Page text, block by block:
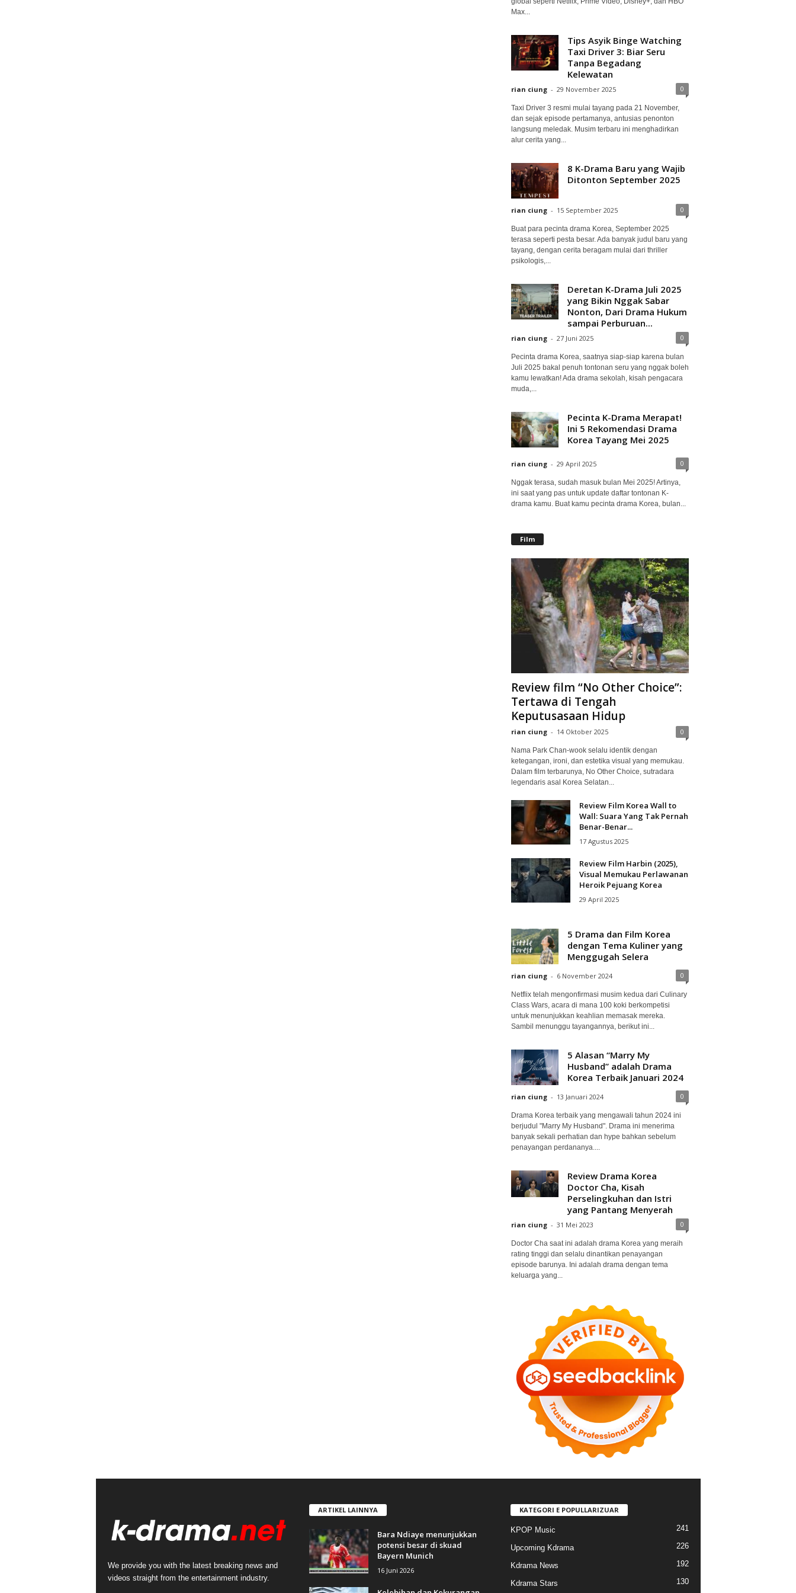
Max...
Tips Asyik Binge Watching
Taxi Driver 3: Biar Seru
Tanpa Begadang
Kelewatan
rian ciung - 29 November 2025 0
Taxi Driver 3 resmi mulai tayang pada 21 November,
dan sejak episode pertamanya, antusias penonton
langsung meledak. Musim terbaru ini menghadirkan
alur cerita yang...
8 K-Drama Baru yang Wajib
Ditonton September 2025
rian ciung - 15 September 2025 0
Buat para pecinta drama Korea, September 2025
terasa seperti pesta besar. Ada banyak judul baru yang
tayang, dengan cerita beragam mulai dari thriller
psikologis,...
Deretan K-Drama Juli 2025
yang Bikin Nggak Sabar
Nonton, Dari Drama Hukum
sampai Perburuan...
rian ciung - 27 Juni 2025 0
Pecinta drama Korea, saatnya siap-siap karena bulan
Juli 2025 bakal penuh tontonan seru yang nggak boleh
kamu lewatkan! Ada drama sekolah, kisah pengacara
muda,...
Pecinta K-Drama Merapat!
Ini 5 Rekomendasi Drama
Korea Tayang Mei 2025
rian ciung - 29 April 2025 0
Nggak terasa, sudah masuk bulan Mei 2025! Artinya,
ini saat yang pas untuk update daftar tontonan K-
drama kamu. Buat kamu pecinta drama Korea, bulan...
Film
Review film “No Other Choice”:
Tertawa di Tengah
Keputusasaan Hidup
rian ciung - 14 Oktober 2025 0
Nama Park Chan-wook selalu identik dengan
ketegangan, ironi, dan estetika visual yang memukau.
Dalam film terbarunya, No Other Choice, sutradara
legendaris asal Korea Selatan...
Review Film Korea Wall to
Wall: Suara Yang Tak Pernah
Benar-Benar...
17 Agustus 2025
Review Film Harbin (2025),
Visual Memukau Perlawanan
Heroik Pejuang Korea
29 April 2025
5 Drama dan Film Korea
dengan Tema Kuliner yang
Menggugah Selera
rian ciung - 6 November 2024 0
Netflix telah mengonfirmasi musim kedua dari Culinary
Class Wars, acara di mana 100 koki berkompetisi
untuk menunjukkan keahlian memasak mereka.
Sambil menunggu tayangannya, berikut ini...
5 Alasan “Marry My
Husband” adalah Drama
Korea Terbaik Januari 2024
rian ciung - 13 Januari 2024 0
Drama Korea terbaik yang mengawali tahun 2024 ini
berjudul "Marry My Husband". Drama ini menerima
banyak sekali perhatian dan hype bahkan sebelum
penayangan perdananya....
Review Drama Korea
Doctor Cha, Kisah
Perselingkuhan dan Istri
yang Pantang Menyerah
rian ciung - 31 Mei 2023 0
Doctor Cha saat ini adalah drama Korea yang meraih
rating tinggi dan selalu dinantikan penayangan
episode barunya. Ini adalah drama dengan tema
keluarga yang...
We provide you with the latest breaking news and
videos straight from the entertainment industry.
ARTIKEL LAINNYA
Bara Ndiaye menunjukkan
potensi besar di skuad
Bayern Munich
16 Juni 2026
KATEGORI E POPULLARIZUAR
KPOP Music 241
Upcoming Kdrama 226
Kdrama News 192
Kdrama Stars 130